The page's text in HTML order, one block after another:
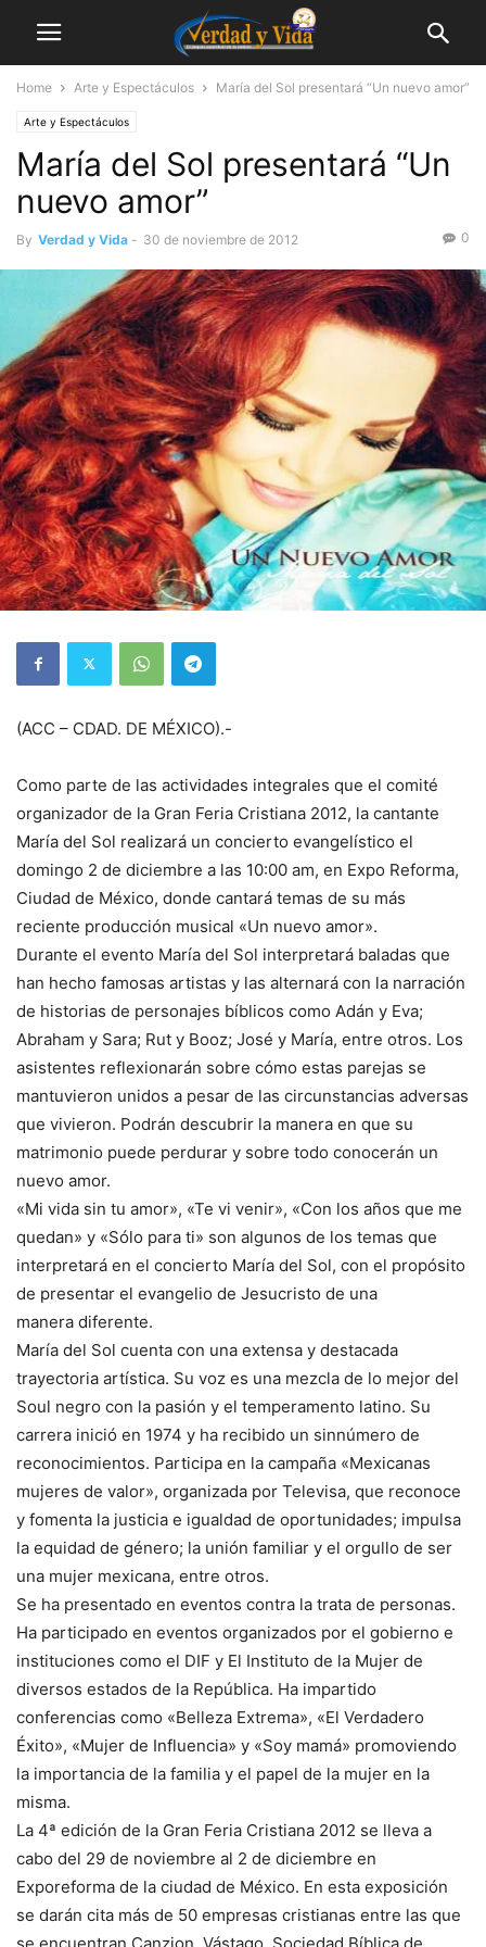
Home Arte y Espectáculos María del Sol presentará “Un nuevo amor”
Arte y Espectáculos
María del Sol presentará “Un
nuevo amor”
By Verdad y Vida - 30 de noviembre de 2012 0
(ACC – CDAD. DE MÉXICO).-
Como parte de las actividades integrales que el comité
organizador de la Gran Feria Cristiana 2012, la cantante
María del Sol realizará un concierto evangelístico el
domingo 2 de diciembre a las 10:00 am, en Expo Reforma,
Ciudad de México, donde cantará temas de su más
reciente producción musical «Un nuevo amor».
Durante el evento María del Sol interpretará baladas que
han hecho famosas artistas y las alternará con la narración
de historias de personajes bíblicos como Adán y Eva;
Abraham y Sara; Rut y Booz; José y María, entre otros. Los
asistentes reflexionarán sobre cómo estas parejas se
mantuvieron unidos a pesar de las circunstancias adversas
que vivieron. Podrán descubrir la manera en que su
matrimonio puede perdurar y sobre todo conocerán un
nuevo amor.
«Mi vida sin tu amor», «Te vi venir», «Con los años que me
quedan» y «Sólo para ti» son algunos de los temas que
interpretará en el concierto María del Sol, con el propósito
de presentar el evangelio de Jesucristo de una
manera diferente.
María del Sol cuenta con una extensa y destacada
trayectoria artística. Su voz es una mezcla de lo mejor del
Soul negro con la pasión y el temperamento latino. Su
carrera inició en 1974 y ha recibido un sinnúmero de
reconocimientos. Participa en la campaña «Mexicanas
mujeres de valor», organizada por Televisa, que reconoce
y fomenta la justicia e igualdad de oportunidades; impulsa
la equidad de género; la unión familiar y el orgullo de ser
una mujer mexicana, entre otros.
Se ha presentado en eventos contra la trata de personas.
Ha participado en eventos organizados por el gobierno e
instituciones como el DIF y El Instituto de la Mujer de
diversos estados de la República. Ha impartido
conferencias como «Belleza Extrema», «El Verdadero
Éxito», «Mujer de Influencia» y «Soy mamá» promoviendo
la importancia de la familia y el papel de la mujer en la
misma.
La 4ª edición de la Gran Feria Cristiana 2012 se lleva a
cabo del 29 de noviembre al 2 de diciembre en
Exporeforma de la ciudad de México. En esta exposición
se darán cita más de 50 empresas cristianas entre las que
se encuentran Canzion, Vástago, Sociedad Bíblica de